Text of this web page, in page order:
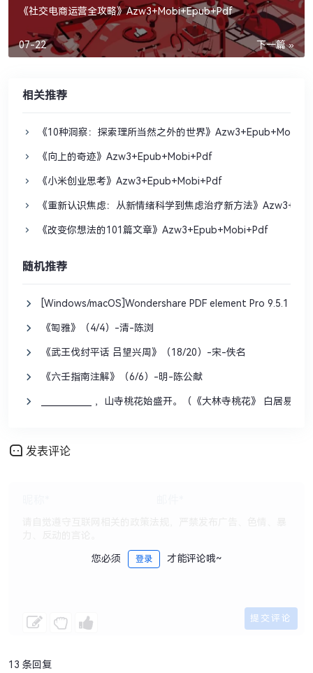
《社交电商运营全攻略》Azw3+Mobi+Epub+Pdf
下一篇 »
07-22
相关推荐
《10种洞察：探索理所当然之外的世界》
《向上的奇迹》Azw3+Epub+Mobi+Pdf
《小米创业思考》Azw3+Epub+Mobi+Pdf
《重新认识焦虑：从新情绪科学到焦虑治疗新方法》
《改变你想法的101篇文章》Azw3+Epub+Mobi+Pdf
随机推荐
[Windows/macOS]Wondershare PDF element Pro 9.5.1
《匋雅》（4/4）-清-陈浏
《武王伐纣平话 吕望兴周》（18/20）-宋-佚名
《六壬指南注解》（6/6）-明-陈公献
____________ ，山寺桃花始盛开。（《大林寺桃花》 白居易）
发表评论
您必须 登录 才能评论哦~
13 条回复